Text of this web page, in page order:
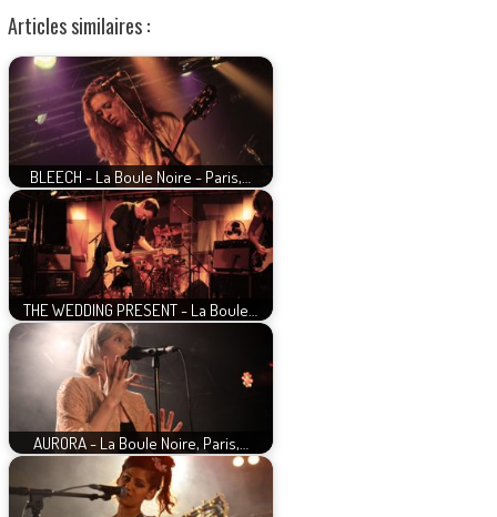
Articles similaires :
BLEECH - La Boule Noire - Paris,…
THE WEDDING PRESENT - La Boule…
AURORA - La Boule Noire, Paris,…